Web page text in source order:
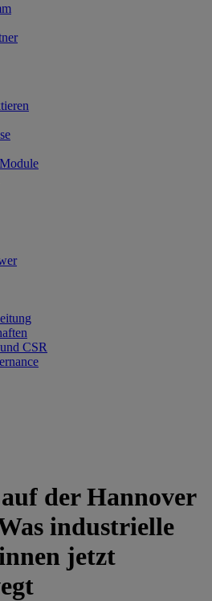
CSR
der Hannover
industrielle
jetzt